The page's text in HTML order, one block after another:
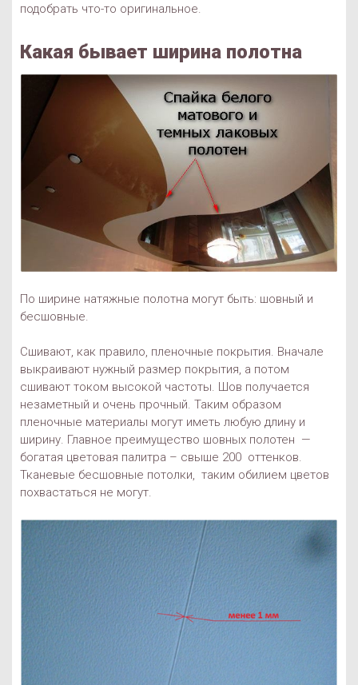
подобрать что-то оригинальное.
Какая бывает ширина полотна
По ширине натяжные полотна могут быть: шовный и
бесшовные.
Сшивают, как правило, пленочные покрытия. Вначале
выкраивают нужный размер покрытия, а потом
сшивают током высокой частоты. Шов получается
незаметный и очень прочный. Таким образом
пленочные материалы могут иметь любую длину и
ширину. Главное преимущество шовных полотен —
богатая цветовая палитра – свыше 200 оттенков.
Тканевые бесшовные потолки, таким обилием цветов
похвастаться не могут.